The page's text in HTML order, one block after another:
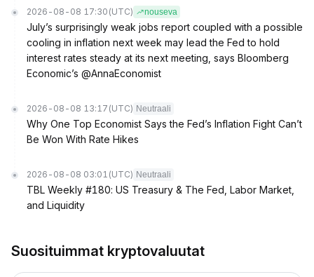
2026-08-08 17:30 (UTC) nouseva
July’s surprisingly weak jobs report coupled with a possible
cooling in inflation next week may lead the Fed to hold
interest rates steady at its next meeting, says Bloomberg
Economic’s @AnnaEconomist
2026-08-08 13:17 (UTC) Neutraali
Why One Top Economist Says the Fed’s Inflation Fight Can’t
Be Won With Rate Hikes
2026-08-08 03:01 (UTC) Neutraali
TBL Weekly #180: US Treasury & The Fed, Labor Market,
and Liquidity
Suosituimmat kryptovaluutat